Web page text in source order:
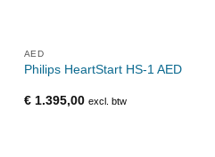
AED
Philips HeartStart HS-1 AED
€1.395,00 excl. btw